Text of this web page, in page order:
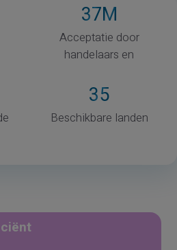
37M
Acceptatie door
handelaars en
35
Beschikbare landen